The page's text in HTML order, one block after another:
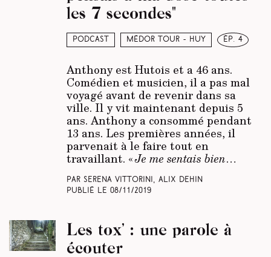
Podcast Médor Tour - Huy ép. 4
les 7 secondes"
Anthony est Hutois et a 46 ans.
Comédien et musicien, il a pas mal
voyagé avant de revenir dans sa
ville. Il y vit maintenant depuis 5
ans. Anthony a consommé pendant
13 ans. Les premières années, il
parvenait à le faire tout en
travaillant. «Je me sentais bien…
Par Serena Vittorini, Alix Dehin
Publié le 08/11/2019
Les tox’ : une parole à
écouter